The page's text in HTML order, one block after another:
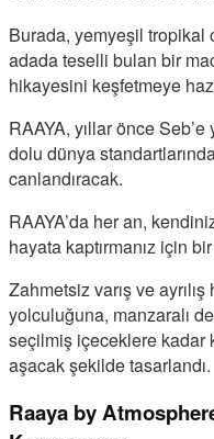
Burada, yemyeşil tropikal
adada teselli bulan bir
hikayesini keşfetmeye
RAAYA, yıllar önce
dolu dünya
canlandıracak.
RAAYA’da her an,
hayata kaptırmanız için
Zahmetsiz varış ve
yolculuğuna, manzaralı
seçilmiş içeceklere kadar
aşacak şekilde tasarlandı.
Raaya by